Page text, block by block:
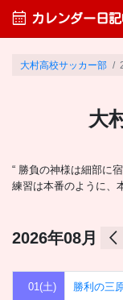
calendar_month カレンダー日
大村高校サッカー部
大
“ 勝負の神様は細部に
練習は本番のように、
2026年08月 arrow_back_ios
01(土) 勝利の三